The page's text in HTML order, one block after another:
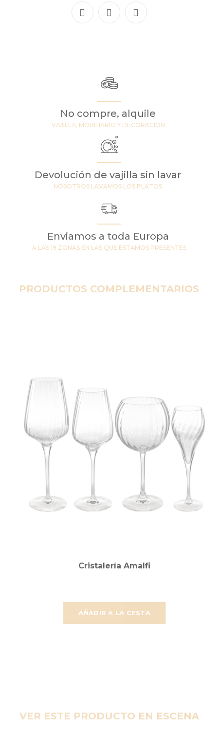
No compre, alquile
VAJILLA, MOBILIARIO Y DECORACIÓN
Devolución de vajilla sin lavar
NOSOTROS LAVAMOS LOS PLATOS
Enviamos a toda Europa
A LAS 19 ZONAS EN LAS QUE ESTAMOS PRESENTES
PRODUCTOS COMPLEMENTARIOS
AÑADIR A LA CESTA
Cristalería Amalfi
VER ESTE PRODUCTO EN ESCENA